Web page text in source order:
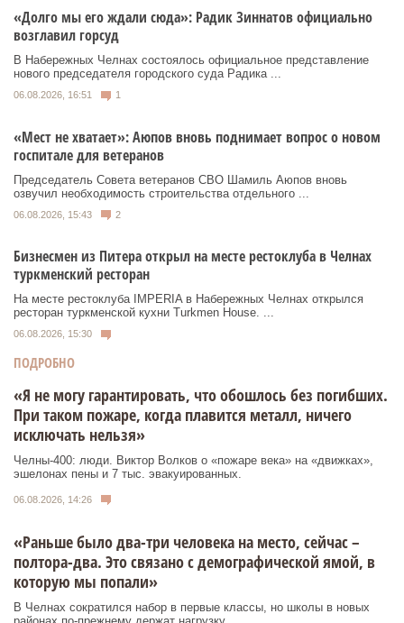
«Долго мы его ждали сюда»: Радик Зиннатов официально
возглавил горсуд
В Набережных Челнах состоялось официальное представление
нового председателя городского суда Радика ...
06.08.2026, 16:51 1
«Мест не хватает»: Аюпов вновь поднимает вопрос о новом
госпитале для ветеранов
Председатель Совета ветеранов СВО Шамиль Аюпов вновь
озвучил необходимость строительства отдельного ...
06.08.2026, 15:43 2
Бизнесмен из Питера открыл на месте рестоклуба в Челнах
туркменский ресторан
На месте рестоклуба IMPERIA в Набережных Челнах открылся
ресторан туркменской кухни Turkmen House. ...
06.08.2026, 15:30
ПОДРОБНО
«Я не могу гарантировать, что обошлось без погибших.
При таком пожаре, когда плавится металл, ничего
исключать нельзя»
Челны-400: люди. Виктор Волков о «пожаре века» на «движках»,
эшелонах пены и 7 тыс. эвакуированных.
06.08.2026, 14:26
«Раньше было два-три человека на место, сейчас –
полтора-два. Это связано с демографической ямой, в
которую мы попали»
В Челнах сократился набор в первые классы, но школы в новых